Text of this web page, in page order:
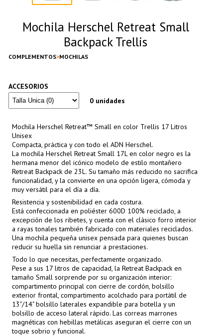
Mochila Herschel Retreat Small
Backpack Trellis
COMPLEMENTOS MOCHILAS
ACCESORIOS
0 unidades
Mochila Herschel Retreat™ Small en color Trellis 17 Litros
Unisex
Compacta, práctica y con todo el ADN Herschel.
La mochila Herschel Retreat Small 17L en color negro es la
hermana menor del icónico modelo de estilo montañero
Retreat Backpack de 23L. Su tamaño más reducido no sacrifica
funcionalidad, y la convierte en una opción ligera, cómoda y
muy versátil para el día a día.
Resistencia y sostenibilidad en cada costura.
Está confeccionada en poliéster 600D 100% reciclado, a
excepción de los ribetes, y cuenta con el clásico forro interior
a rayas tonales también fabricado con materiales reciclados.
Una mochila pequeña unisex pensada para quienes buscan
reducir su huella sin renunciar a prestaciones.
Todo lo que necesitas, perfectamente organizado.
Pese a sus 17 litros de capacidad, la Retreat Backpack en
tamaño Small sorprende por su organización interior:
compartimento principal con cierre de cordón, bolsillo
exterior frontal, compartimento acolchado para portátil de
13"/14" bolsillo laterales expandible para botella y un
bolsillo de acceso lateral rápido. Las correas marrones
magnéticas con hebillas metálicas aseguran el cierre con un
toque sobrio y funcional.